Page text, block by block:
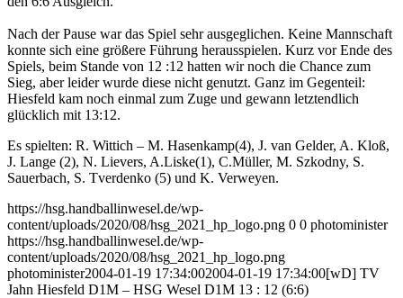
Nach der Pause war das Spiel sehr ausgeglichen. Keine Mannschaft
konnte sich eine größere Führung herausspielen. Kurz vor Ende des
Spiels, beim Stande von 12 :12 hatten wir noch die Chance zum
Sieg, aber leider wurde diese nicht genutzt. Ganz im Gegenteil:
Hiesfeld kam noch einmal zum Zuge und gewann letztendlich
glücklich mit 13:12.
Es spielten: R. Wittich – M. Hasenkamp(4), J. van Gelder, A. Kloß,
J. Lange (2), N. Lievers, A.Liske(1), C.Müller, M. Szkodny, S.
Sauerbach, S. Tverdenko (5) und K. Verweyen.
https://hsg.handballinwesel.de/wp-
content/uploads/2020/08/hsg_2021_hp_logo.png 0 0 photominister
https://hsg.handballinwesel.de/wp-
content/uploads/2020/08/hsg_2021_hp_logo.png
photominister2004-01-19 17:34:002004-01-19 17:34:00[wD] TV
Jahn Hiesfeld D1M – HSG Wesel D1M 13 : 12 (6:6)